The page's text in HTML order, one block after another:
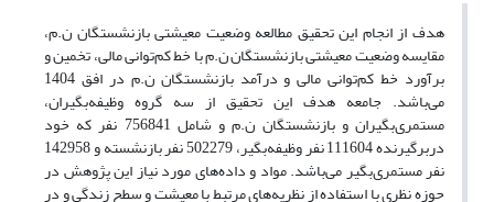
هدف از انجام این تحقیق مطالعه وضعیت معیشتی بازنشستگان ن.م،
مقایسه وضعیت معیشتی بازنشستگان ن.م با خط کم‌توانی مالی، تخمین و
برآورد خط کم‌توانی مالی و درآمد بازنشستگان ن.م در افق 1404
می‌باشد. جامعه هدف این تحقیق از سه گروه وظیفه‌بگیران،
مستمری‌بگیران و بازنشستگان ن.م و شامل 756841 نفر که خود
دربرگیرنده 111604 نفر وظیفه‌بگیر، 502279 نفر بازنشسته و 142958
نفر مستمری‌بگیر می‌باشد. مواد و داده‌های مورد نیاز این پژوهش در
حوزه نظری با استفاده از نظریه‌‌های مرتبط با معیشت و سطح زندگی و در